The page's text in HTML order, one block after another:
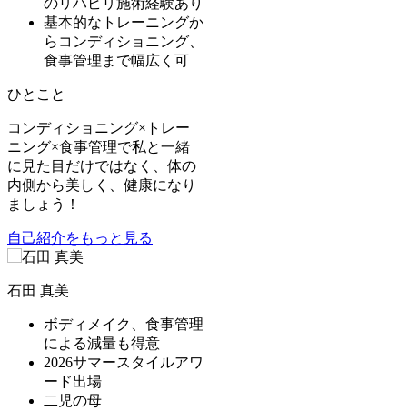
のリハビリ施術経験あり
基本的なトレーニングか
らコンディショニング、
食事管理まで幅広く可
ひとこと
コンディショニング×トレー
ニング×食事管理で私と一緒
に見た目だけではなく、体の
内側から美しく、健康になり
ましょう！
自己紹介をもっと見る
石田 真美
ボディメイク、食事管理
による減量も得意
2026サマースタイルアワ
ード出場
二児の母